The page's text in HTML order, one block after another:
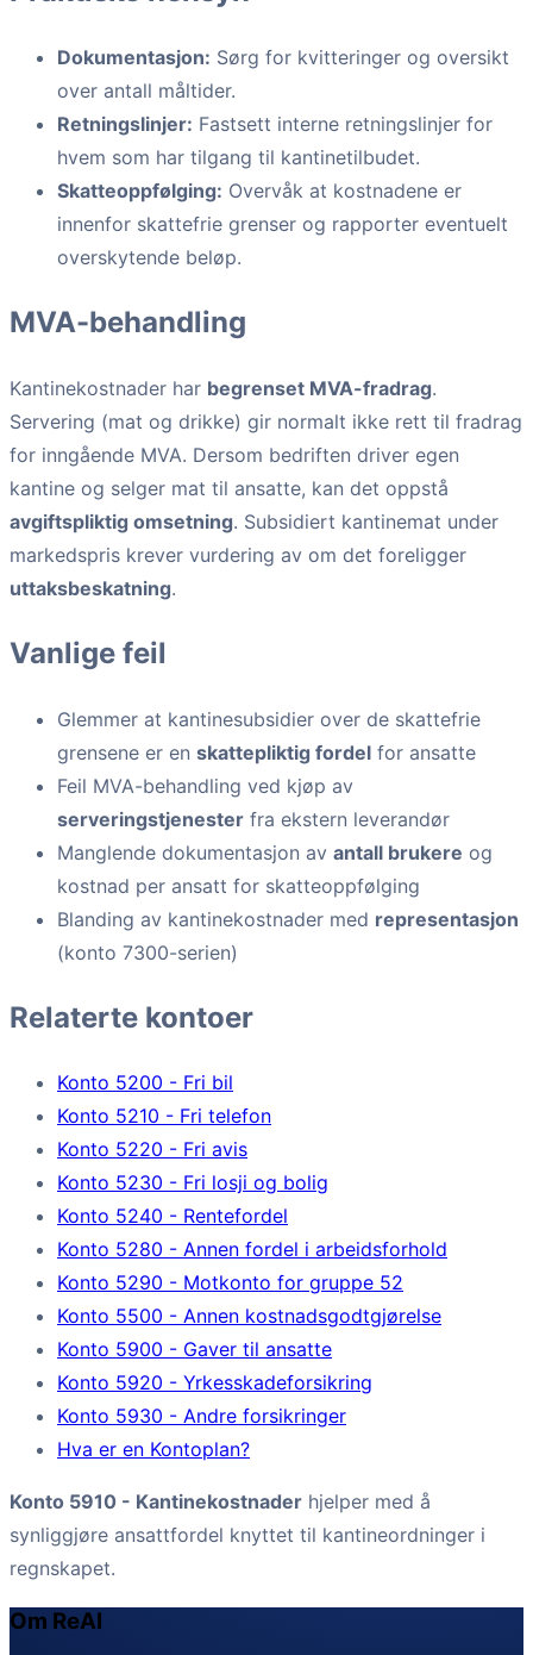
Dokumentasjon: Sørg for kvitteringer og oversikt
over antall måltider.
Retningslinjer: Fastsett interne retningslinjer for
hvem som har tilgang til kantinetilbudet.
Skatteoppfølging: Overvåk at kostnadene er
innenfor skattefrie grenser og rapporter eventuelt
overskytende beløp.
MVA-behandling
Kantinekostnader har begrenset MVA-fradrag.
Servering (mat og drikke) gir normalt ikke rett til fradrag
for inngående MVA. Dersom bedriften driver egen
kantine og selger mat til ansatte, kan det oppstå
avgiftspliktig omsetning. Subsidiert kantinemat under
markedspris krever vurdering av om det foreligger
uttaksbeskatning.
Vanlige feil
Glemmer at kantinesubsidier over de skattefrie
grensene er en skattepliktig fordel for ansatte
Feil MVA-behandling ved kjøp av
serveringstjenester fra ekstern leverandør
Manglende dokumentasjon av antall brukere og
kostnad per ansatt for skatteoppfølging
Blanding av kantinekostnader med representasjon
(konto 7300-serien)
Relaterte kontoer
Konto 5200 - Fri bil
Konto 5210 - Fri telefon
Konto 5220 - Fri avis
Konto 5230 - Fri losji og bolig
Konto 5240 - Rentefordel
Konto 5280 - Annen fordel i arbeidsforhold
Konto 5290 - Motkonto for gruppe 52
Konto 5500 - Annen kostnadsgodtgjørelse
Konto 5900 - Gaver til ansatte
Konto 5920 - Yrkesskadeforsikring
Konto 5930 - Andre forsikringer
Hva er en Kontoplan?
Konto 5910 - Kantinekostnader hjelper med å
synliggjøre ansattfordel knyttet til kantineordninger i
regnskapet.
Om ReAI